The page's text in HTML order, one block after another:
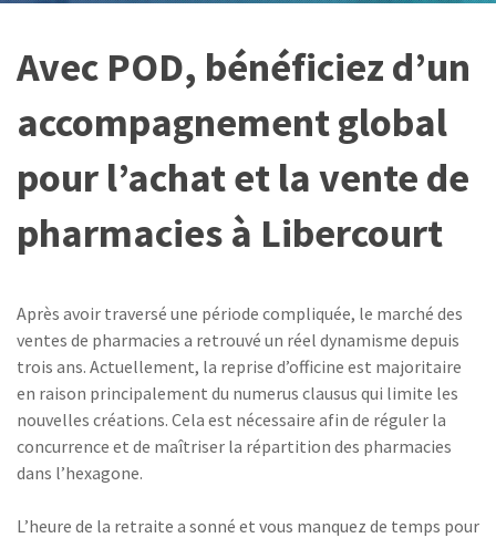
Avec POD, bénéficiez d’un
accompagnement global
pour l’achat et la vente de
pharmacies à Libercourt
Après avoir traversé une période compliquée, le marché des
ventes de pharmacies a retrouvé un réel dynamisme depuis
trois ans. Actuellement, la reprise d’officine est majoritaire
en raison principalement du numerus clausus qui limite les
nouvelles créations. Cela est nécessaire afin de réguler la
concurrence et de maîtriser la répartition des pharmacies
dans l’hexagone.
L’heure de la retraite a sonné et vous manquez de temps pour